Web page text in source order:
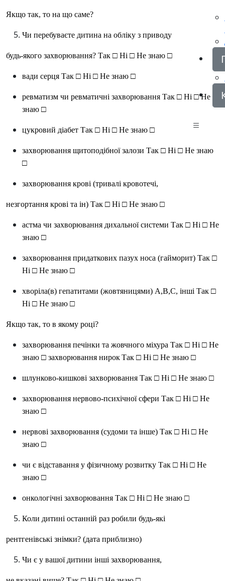
Якщо так, то на що саме?
Чи перебуваєте дитина на обліку з приводу
будь-якого захворювання? Так □ Ні □ Не знаю □
вади серця Так □ Ні □ Не знаю □
ревматизм чи ревматичні захворювання Так □ Ні □ Не
знаю □
цукровий діабет Так □ Ні □ Не знаю □
захворювання щитоподібної залози Так □ Ні □ Не знаю
□
захворювання крові (тривалі кровотечі,
незгортання крові та ін) Так □ Ні □ Не знаю □
астма чи захворювання дихальної системи Так □ Ні □ Не
знаю □
захворювання придаткових пазух носа (гайморит) Так □
Ні □ Не знаю □
хворіла(в) гепатитами (жовтяницями) А,В,С, інші Так □
Ні □ Не знаю □
Якщо так, то в якому році?
захворювання печінки та жовчного міхура Так □ Ні □ Не
знаю □ захворювання нирокТак □ Ні □ Не знаю □
шлунково-кишкові захворювання Так □ Ні □ Не знаю □
захворювання нервово-психічної сфери Так □ Ні □ Не
знаю □
нервові захворювання (судоми та інше) Так □ Ні □ Не
знаю □
чи є відставання у фізичному розвитку Так □ Ні □ Не
знаю □
онкологічні захворювання Так □ Ні □ Не знаю □
Коли дитині останній раз робили будь-які
рентгенівські знімки? (дата приблизно)
Чи є у вашої дитини інші захворювання,